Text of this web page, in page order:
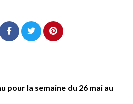
pour la semaine du 26 mai au